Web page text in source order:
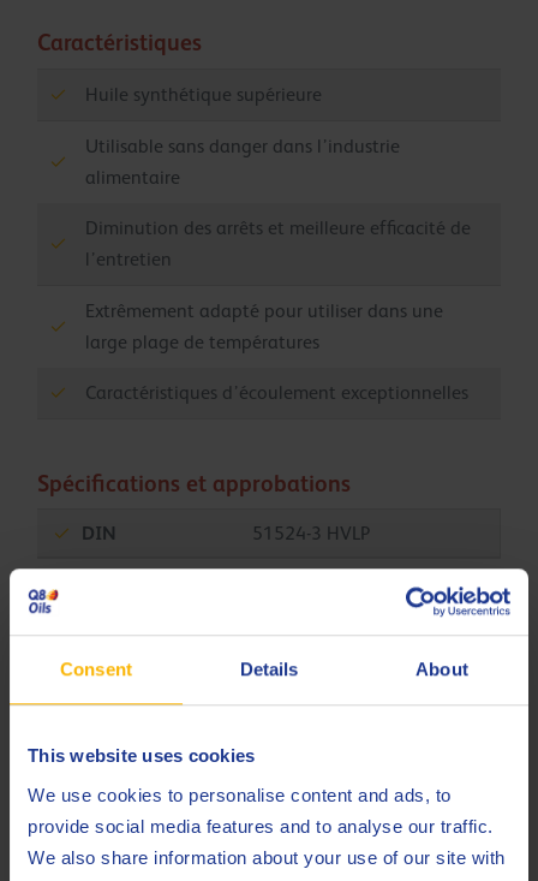
Consent Details About
This website uses cookies
We use cookies to personalise content and ads, to
provide social media features and to analyse our traffic.
We also share information about your use of our site with
Caractéristiques
Huile synthétique supérieure
Utilisable sans danger dans l’industrie
alimentaire
Diminution des arrêts et meilleure efficacité de
l’entretien
Extrêmement adapté pour utiliser dans une
large plage de températures
Caractéristiques d’écoulement exceptionnelles
Spécifications et approbations
DIN 51524-3 HVLP
ISO 21469
Produits connexes